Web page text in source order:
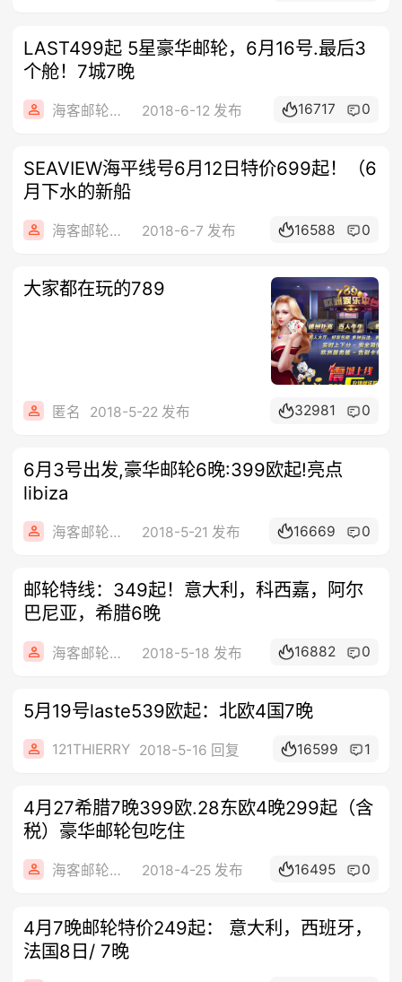
LAST499起 5星豪华邮轮，6月16号.最后3
个舱！7城7晚
海客邮轮旅行社 2018-6-12 发布 16717 0
SEAVIEW海平线号6月12日特价699起！（6
月下水的新船
海客邮轮旅行社 2018-6-7 发布 16588 0
大家都在玩的789
匿名 2018-5-22 发布 32981 0
6月3号出发,豪华邮轮6晚:399欧起!亮点
libiza
海客邮轮旅行社 2018-5-21 发布 16669 0
邮轮特线：349起！意大利，科西嘉，阿尔
巴尼亚，希腊6晚
海客邮轮旅行社 2018-5-18 发布 16882 0
5月19号laste539欧起：北欧4国7晚
121THIERRY 2018-5-16 回复 16599 1
4️月27希腊7晚399欧.28东欧4晚299起（含
税）豪华邮轮包吃住
海客邮轮旅行社 2018-4-25 发布 16495 0
4月7晚邮轮特价249起： 意大利，西班牙，
法国8日/ 7晚